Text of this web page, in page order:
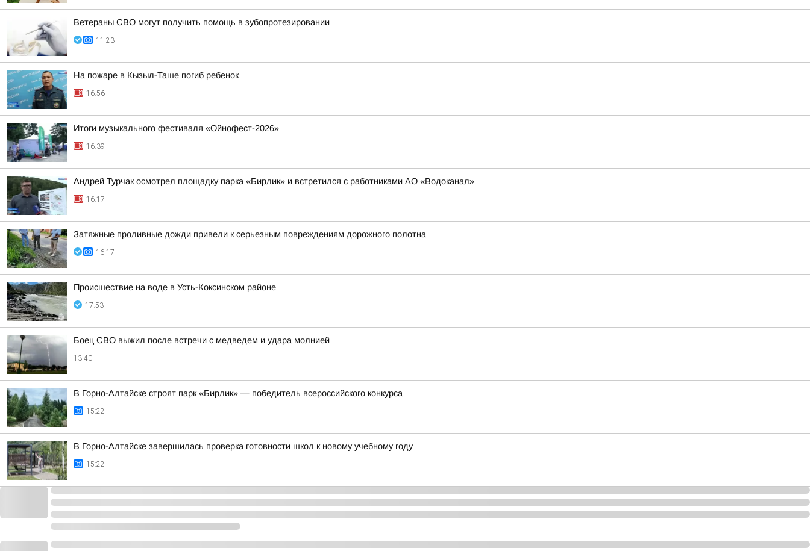
Ветераны СВО могут получить помощь в зубопротезировании
11:23
На пожаре в Кызыл-Таше погиб ребенок
16:56
Итоги музыкального фестиваля «Ойнофест-2026»
16:39
Андрей Турчак осмотрел площадку парка «Бирлик» и встретился с работниками АО «Водоканал»
16:17
Затяжные проливные дожди привели к серьезным повреждениям дорожного полотна
16:17
Происшествие на воде в Усть-Коксинском районе
17:53
Боец СВО выжил после встречи с медведем и удара молнией
13:40
В Горно-Алтайске строят парк «Бирлик» — победитель всероссийского конкурса
15:22
В Горно-Алтайске завершилась проверка готовности школ к новому учебному году
15:22